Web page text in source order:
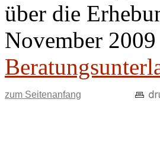
über die
November 2009
zum Seitenanfang